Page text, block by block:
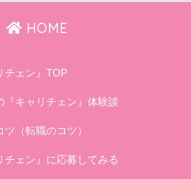
HOME
チェン』TOP
『キャリチェン』体験談
ツ（転職のコツ）
チェン』に応募してみる